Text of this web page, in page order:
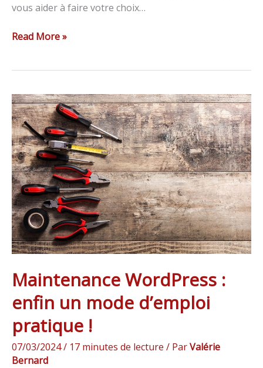
vous aider à faire votre choix…
Read More »
Maintenance WordPress :
enfin un mode d’emploi
pratique !
07/03/2024/ 17 minutes de lecture / ParValérie
Bernard
Maintenance
WordPress
:
enfin
un
mode
d’emploi
pratique
!